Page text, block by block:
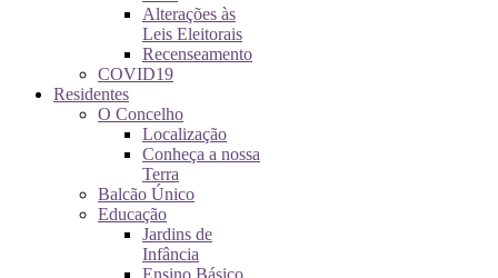
Alterações às
Leis Eleitorais
Recenseamento
COVID19
Residentes
O Concelho
Localização
Conheça a nossa
Terra
Balcão Único
Educação
Jardins de
Infância
Ensino Básico